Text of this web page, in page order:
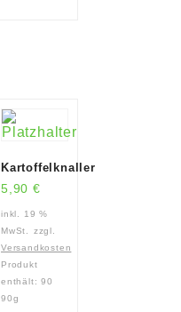
Kartoffelknaller
5,90 €
inkl. 19 %
MwSt.
zzgl.
Versandkosten
Produkt
enthält: 90
90g